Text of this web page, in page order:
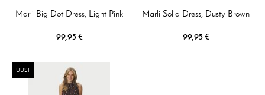
Marli Big Dot Dress, Light Pink
99,95 €
Marli Solid Dress, Dusty Brown
99,95 €
UUSI